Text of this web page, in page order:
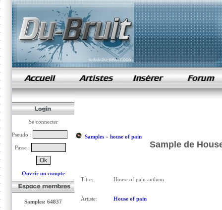
samples de rap
Se connecter
Pseudo :
Passe :
Ouvrir un compte
Samples: 64837
Samples» house of pain
Sample de
Titre: House of pain anthem
Artiste: House of pain